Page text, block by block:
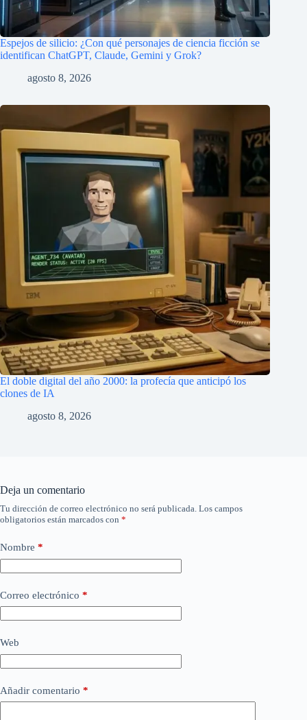
Espejos de silicio: ¿Con qué personajes de ciencia ficción se
identifican ChatGPT, Claude, Gemini y Grok?
agosto 8, 2026
El doble digital del año 2000: la profecía que anticipó los
clones de IA
agosto 8, 2026
Deja un comentario
Tu dirección de correo electrónico no será publicada. Los campos
obligatorios están marcados con *
Nombre *
Correo electrónico *
Web
Añadir comentario *